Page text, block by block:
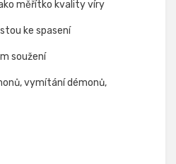
měřítko kvality víry
ke spasení
soužení
vymítání démonů,